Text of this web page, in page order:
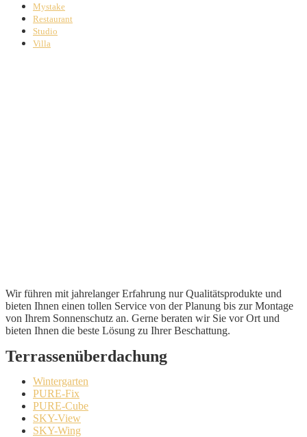
Mystake
Restaurant
Studio
Villa
Wir führen mit jahrelanger Erfahrung nur Qualitätsprodukte und
bieten Ihnen einen tollen Service von der Planung bis zur Montage
von Ihrem Sonnenschutz an. Gerne beraten wir Sie vor Ort und
bieten Ihnen die beste Lösung zu Ihrer Beschattung.
Terrassenüberdachung
Wintergarten
PURE-Fix
PURE-Cube
SKY-View
SKY-Wing